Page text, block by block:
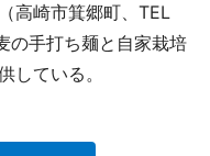
高崎市箕郷町、TEL
手打ち麺と自家栽培
している。